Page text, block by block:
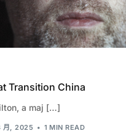
Transition China
a maj […]
月, 2025 1 MIN READ